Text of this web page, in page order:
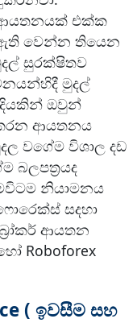
ආයතනයක් එක්ක
ඇති වෙන්න තියෙන
සුරක්ෂිතව
මුදල්
ඔවුන්
ආයතනය
වගේම විශාල දඩ
බලපත්‍රයද
නියාමනය
සදහා
ආයතන
Roboforex
( ඉවසීම සහ